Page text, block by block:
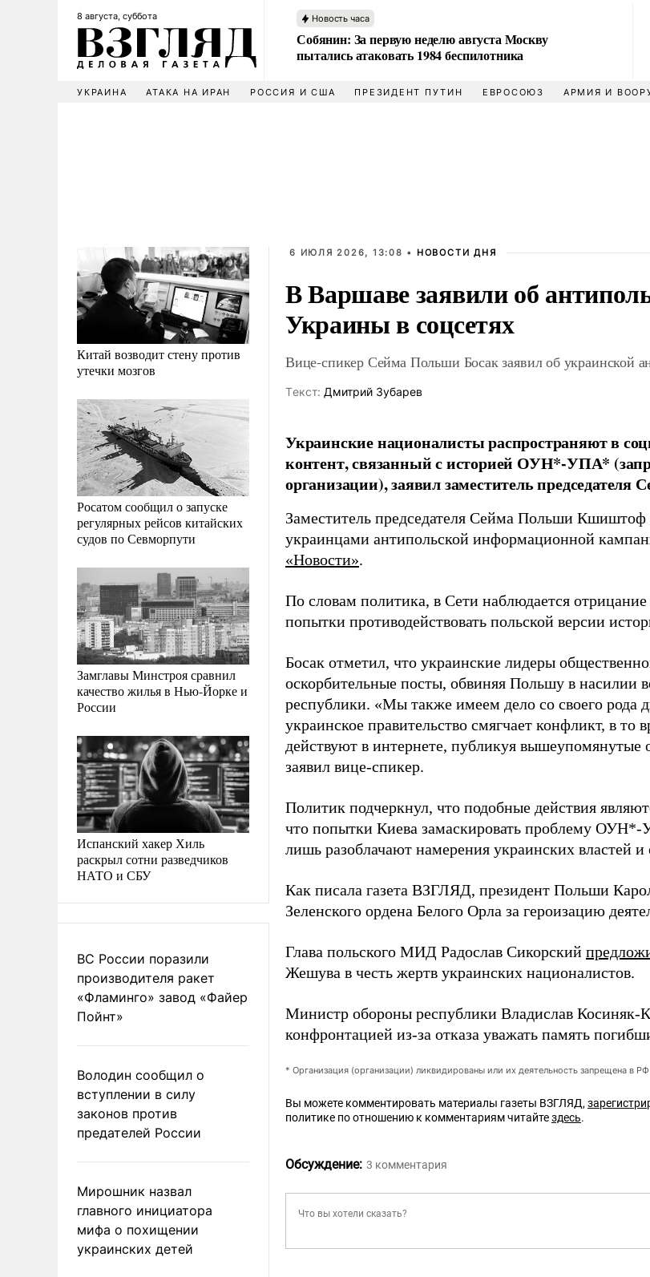
8 августа, суббота Новость часа
Собянин: За первую неделю августа Москву
пытались атаковать 1984 беспилотника
УКРАИНА АТАКА НА ИРАН РОССИЯ И США ПРЕЗИДЕНТ ПУТИН ЕВРОСОЮЗ АРМИЯ И
Китай возводит стену против
утечки мозгов
Росатом сообщил о запуске
регулярных рейсов китайских
судов по Севморпути
Замглавы Минстроя сравнил
качество жилья в Нью-Йорке и
России
Испанский хакер Хиль
раскрыл сотни разведчиков
НАТО и СБУ
ВС России поразили
производителя ракет
«Фламинго» завод «Файер
Пойнт»
Володин сообщил о
вступлении в силу
законов против
предателей России
Мирошник назвал
главного инициатора
мифа о похищении
украинских детей
6 ИЮЛЯ 2026, 13:08 • НОВОСТИ ДНЯ
В Варшаве заявили об
Украины в соцсетях
Вице-спикер Сейма Польши Босак заявил об украинской
Tекст: Дмитрий Зубарев
Украинские националисты распространяют в
контент, связанный с историей ОУН*-УПА*
организации), заявил заместитель
Заместитель председателя Сейма Польши
украинцами антипольской информационной
«Новости».
По словам политика, в Сети наблюдается
попытки противодействовать польской версии
Босак отметил, что украинские лидеры
оскорбительные посты, обвиняя Польшу в насилии
республики. «Мы также имеем дело со своего
украинское правительство смягчает конфликт, в то
действуют в интернете, публикуя вышеупомянутые
заявил вице-спикер.
Политик подчеркнул, что подобные действия
что попытки Киева замаскировать проблему
лишь разоблачают намерения украинских властей
Как писала газета ВЗГЛЯД, президент Польши
Зеленского ордена Белого Орла за героизацию
Глава польского МИД Радослав Сикорский
Жешува в честь жертв украинских националистов.
Министр обороны республики Владислав
конфронтацией из-за отказа уважать память
* Организация (организации) ликвидированы или их деятельность запрещена в РФ
Вы можете комментировать материалы газеты ВЗГЛЯД,
политике по отношению к комментариям читайтездесь.
Обсуждение: 3 комментария